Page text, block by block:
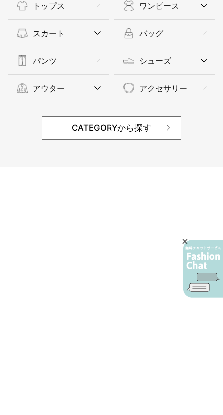
トップス
スカート
パンツ
アウター
ワンピース
バッグ
シューズ
アクセサリー
CATEGORYから探す